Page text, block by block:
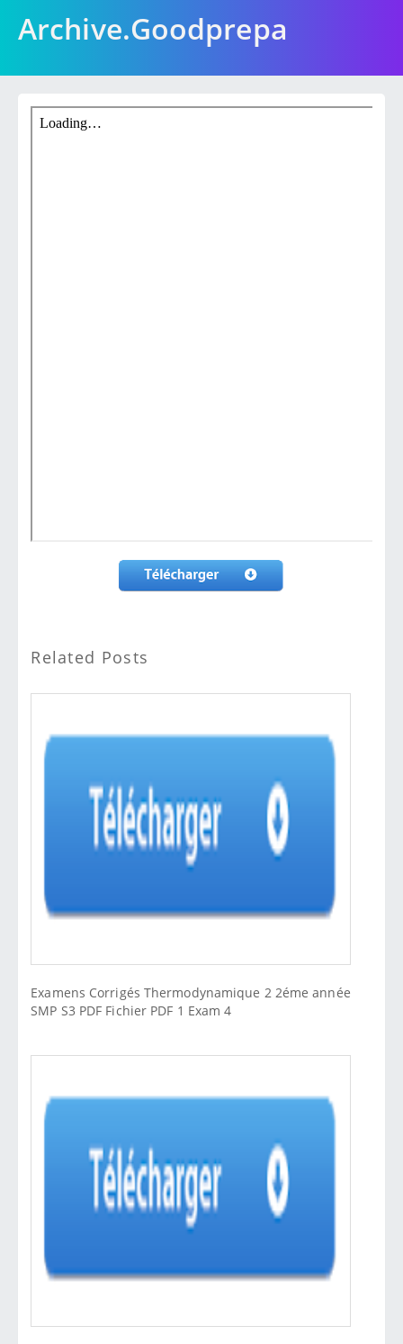
Archive.Goodprepa
Related Posts
Examens Corrigés Thermodynamique 2 2éme année
SMP S3 PDF Fichier PDF 1 Exam 4